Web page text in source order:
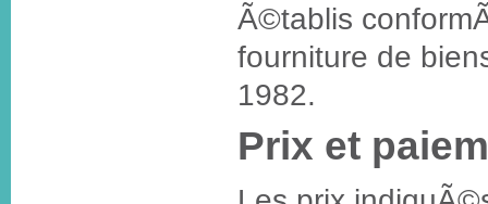
Ã©tablis
fourniture de
1982.
Prix et